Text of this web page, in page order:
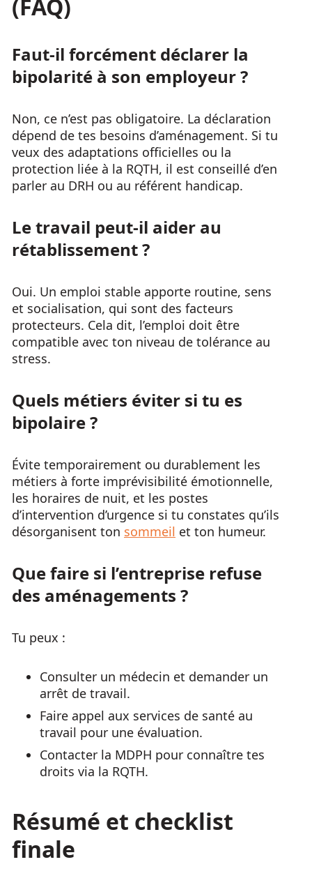
(FAQ)
Faut-il forcément déclarer la
bipolarité à son employeur ?
Non, ce n’est pas obligatoire. La déclaration
dépend de tes besoins d’aménagement. Si tu
veux des adaptations officielles ou la
protection liée à la RQTH, il est conseillé d’en
parler au DRH ou au référent handicap.
Le travail peut-il aider au
rétablissement ?
Oui. Un emploi stable apporte routine, sens
et socialisation, qui sont des facteurs
protecteurs. Cela dit, l’emploi doit être
compatible avec ton niveau de tolérance au
stress.
Quels métiers éviter si tu es
bipolaire ?
Évite temporairement ou durablement les
métiers à forte imprévisibilité émotionnelle,
les horaires de nuit, et les postes
d’intervention d’urgence si tu constates qu’ils
désorganisent ton sommeil et ton humeur.
Que faire si l’entreprise refuse
des aménagements ?
Tu peux :
Consulter un médecin et demander un
arrêt de travail.
Faire appel aux services de santé au
travail pour une évaluation.
Contacter la MDPH pour connaître tes
droits via la RQTH.
Résumé et checklist
finale